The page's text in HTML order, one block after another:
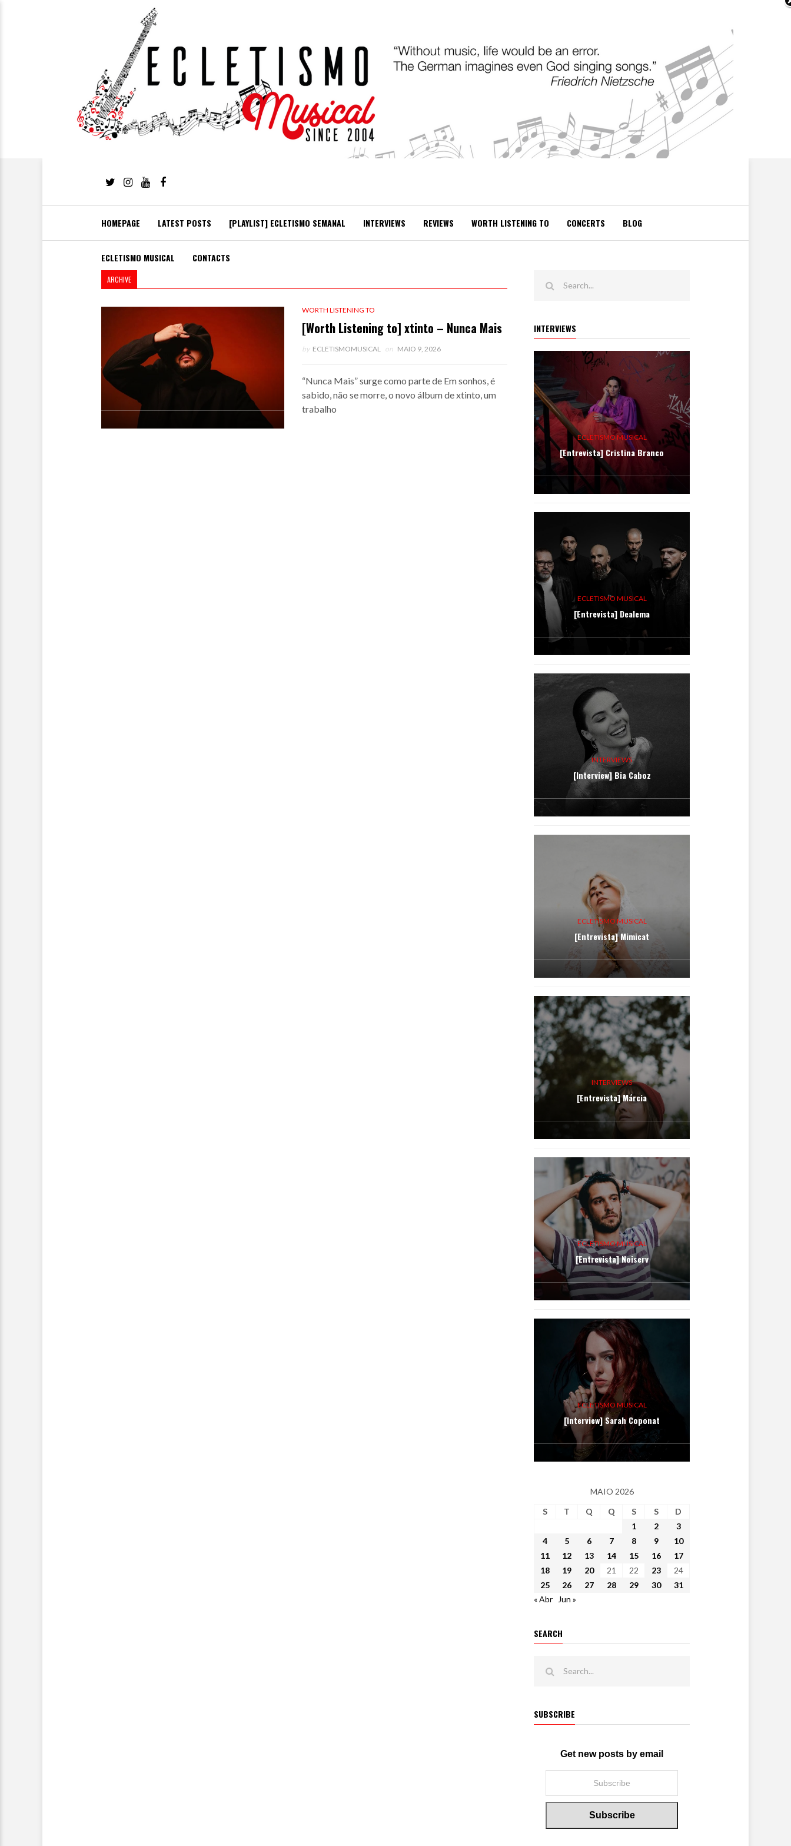
HOMEPAGE LATEST POSTS [PLAYLIST] ECLETISMO SEMANAL INTERVIEWS REVIEWS WORTH LISTENING TO CONCERTS BLOG
ECLETISMO MUSICAL CONTACTS
ARCHIVE
WORTH LISTENING TO
[Worth Listening to] xtinto – Nunca Mais
by ECLETISMOMUSICAL on MAIO 9, 2026
“Nunca Mais” surge como parte de Em sonhos, é
sabido, não se morre, o novo álbum de xtinto, um
trabalho
INTERVIEWS
ECLETISMO MUSICAL
[Entrevista] Cristina Branco
ECLETISMO MUSICAL
[Entrevista] Dealema
INTERVIEWS
[Interview] Bia Caboz
ECLETISMO MUSICAL
[Entrevista] Mimicat
INTERVIEWS
[Entrevista] Márcia
ECLETISMO MUSICAL
[Entrevista] Noiserv
ECLETISMO MUSICAL
[Interview] Sarah Coponat
MAIO 2026
S
T Q Q S S
D
1
2
3
4
5 6 7 8 9
10
11
12 13 14 15 16
17
18
19 20 21 22 23
24
25
26 27 28 29 30
31
« Abr
Jun »
SEARCH
SUBSCRIBE
Get new posts by email